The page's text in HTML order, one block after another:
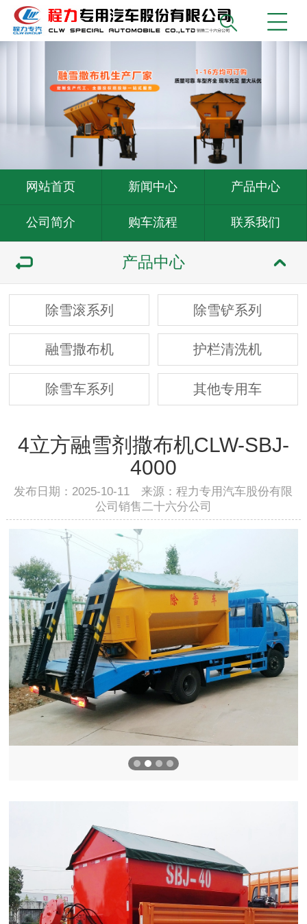
网站首页 新闻中心 产品中心
公司简介 购车流程 联系我们
产品中心
除雪滚系列 除雪铲系列
融雪撒布机 护栏清洗机
除雪车系列 其他专用车
4立方融雪剂撒布机CLW-SBJ-
4000
发布日期：2025-10-11 来源：程力专用汽车股份有限
公司销售二十六分公司